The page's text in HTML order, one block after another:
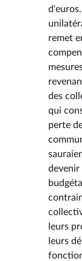
remet
des
qui
perte
devenir
leurs
leurs